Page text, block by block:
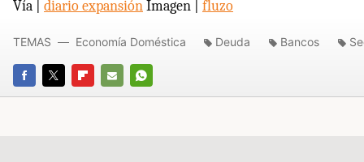
Vía | diario expansiónImagen | fluzo
FACEBOOK
TWITTERFLIPBOARD
E-
WHATSAPP
TEMAS Economía Doméstica Deuda Bancos